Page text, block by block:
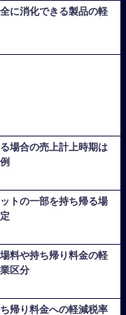
に消化できる製品の軽
場合の売上計上時期は
トの一部を持ち帰る場
料や持ち帰り料金の軽
区分
帰り料金への軽減税率